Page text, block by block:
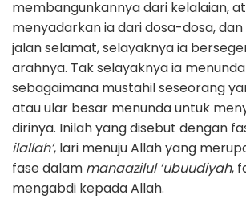
membangunkannya dari kelalaian,
menyadarkan ia dari dosa-dosa,
jalan selamat, selayaknya ia
arahnya. Tak selayaknya ia
sebagaimana mustahil seseorang
atau ular besar menunda untuk
dirinya. Inilah yang disebut dengan
ilallah’, lari menuju Allah yang
fase dalam manaazilul ‘ubuudiyah,
mengabdi kepada Allah.